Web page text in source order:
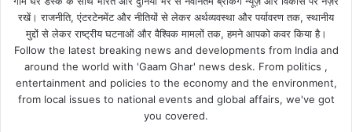
रखें। राजनीति, एंटरटेनमेंट और नीतियों से लेकर अर्थव्यवस्था और पर्यावरण तक, स्थानीय
मुद्दों से लेकर राष्ट्रीय घटनाओं और वैश्विक मामलों तक, हमने आपको कवर किया है।
Follow the latest breaking news and developments from India and
around the world with 'Gaam Ghar' news desk. From politics ,
entertainment and policies to the economy and the environment,
from local issues to national events and global affairs, we've got
you covered.